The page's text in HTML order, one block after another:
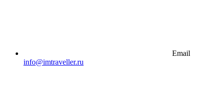
Email
info@imtraveller.ru